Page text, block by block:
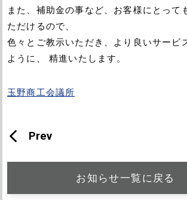
また、補助金の事など、お客様にとって
ただけるので、
色々とご教示いただき、より良いサービ
ように、 精進いたします。
玉野商工会議所
Prev
お知らせ一覧に戻る